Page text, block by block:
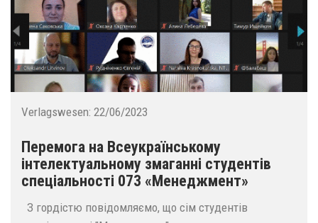
Verlagswesen: 22/06/2023
Перемога на Всеукраїнському
інтелектуальному змаганні студентів
спеціальності 073 «Менеджмент»
З гордістю повідомляємо, що сім студентів